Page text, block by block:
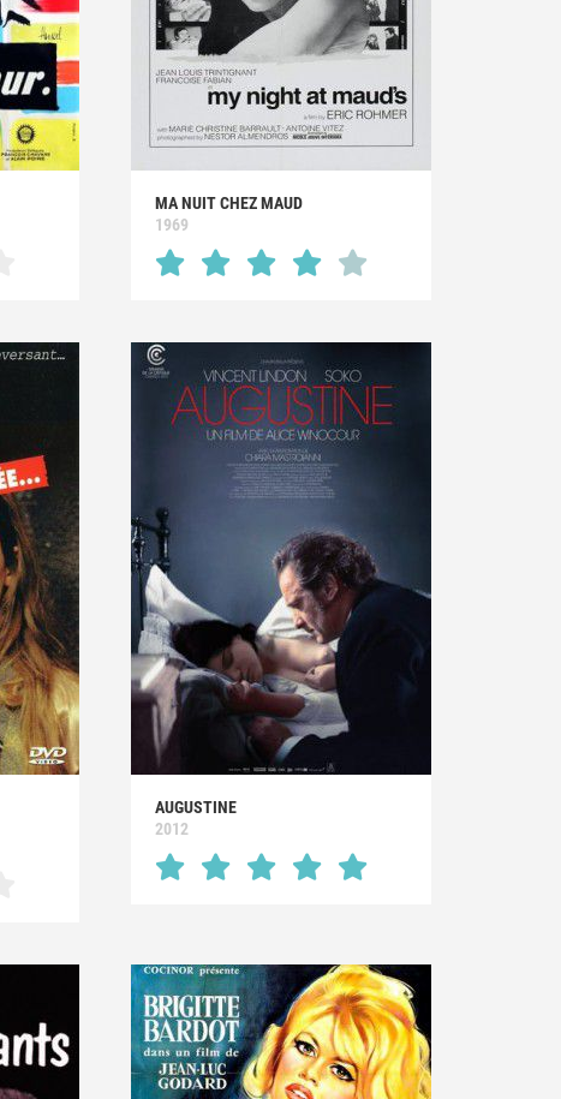
MA NUIT CHEZ MAUD
1969
AUGUSTINE
2012